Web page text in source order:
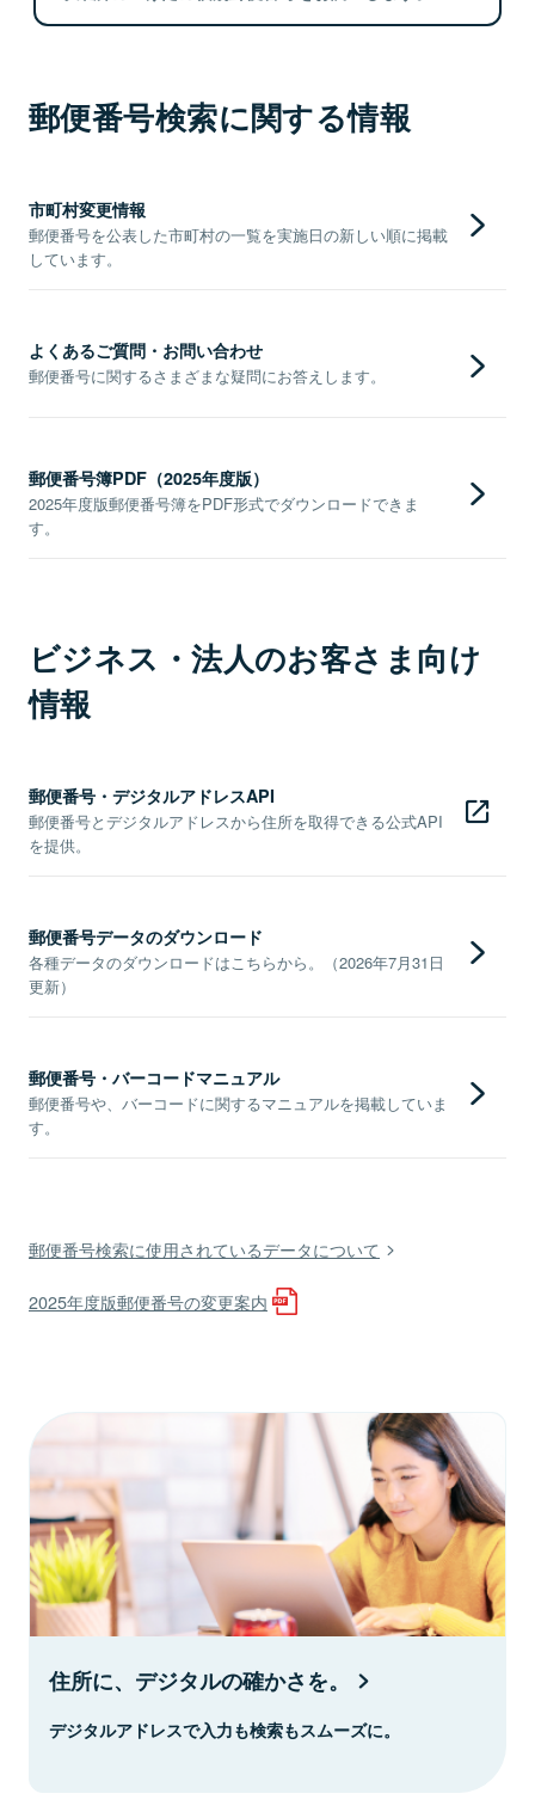
郵便番号検索に関する情報
市町村変更情報
郵便番号を公表した市町村の一覧を実施日の新しい順に掲載
しています。
よくあるご質問・お問い合わせ
郵便番号に関するさまざまな疑問にお答えします。
郵便番号簿PDF（2025年度版）
2025年度版郵便番号簿をPDF形式でダウンロードできま
す。
ビジネス・法人のお客さま向け
情報
郵便番号・デジタルアドレスAPI
郵便番号とデジタルアドレスから住所を取得できる公式API
を提供。
郵便番号データのダウンロード
各種データのダウンロードはこちらから。（2026年7月31日
更新）
郵便番号・バーコードマニュアル
郵便番号や、バーコードに関するマニュアルを掲載していま
す。
郵便番号検索に使用されているデータについて
2025年度版郵便番号の変更案内
住所に、デジタルの確かさを。
デジタルアドレスで入力も検索もスムーズに。